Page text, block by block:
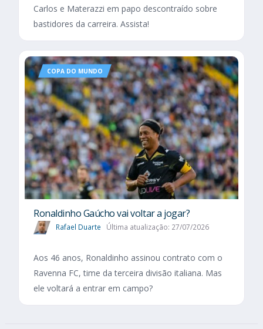
Carlos e Materazzi em papo descontraído sobre
bastidores da carreira. Assista!
COPA DO MUNDO
Ronaldinho Gaúcho vai voltar a jogar?
Rafael Duarte Última atualização: 27/07/2026
Aos 46 anos, Ronaldinho assinou contrato com o
Ravenna FC, time da terceira divisão italiana. Mas
ele voltará a entrar em campo?